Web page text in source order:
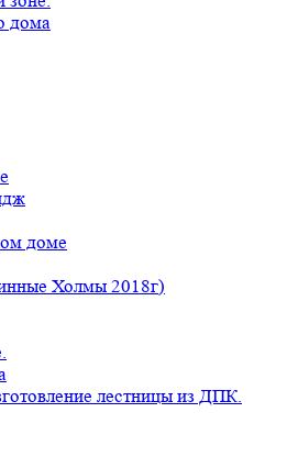
дома
доме
Холмы 2018г)
лестницы из ДПК.